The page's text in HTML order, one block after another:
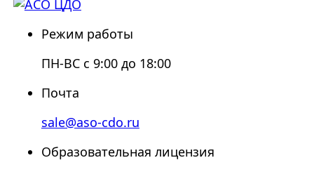
Режим работы
ПН-ВС с 9:00 до 18:00
Почта
sale@aso-cdo.ru
Образовательная лицензия